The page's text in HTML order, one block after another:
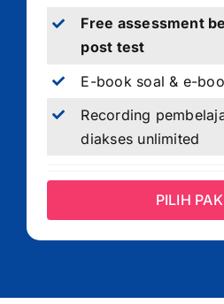
Free assessment
post test
E-book soal & e-
Recording
diakses unlimited
PILIH